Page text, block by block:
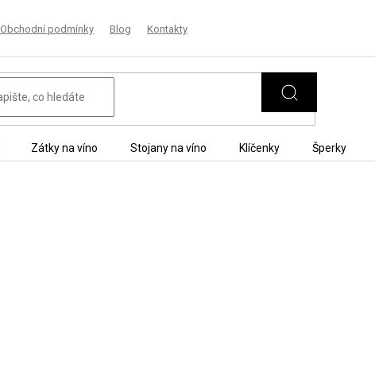
Obchodní podmínky Blog Kontakty
Zátky na víno Stojany na víno Klíčenky Šperky